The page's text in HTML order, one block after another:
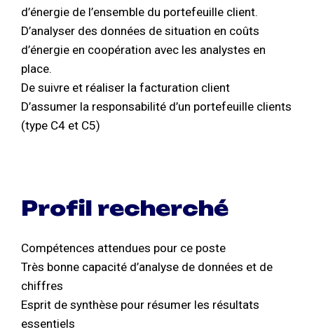
d’énergie de l’ensemble du portefeuille client.
D’analyser des données de situation en coûts
d’énergie en coopération avec les analystes en
place.
De suivre et réaliser la facturation client
D’assumer la responsabilité d’un portefeuille clients
(type C4 et C5)
Profil recherché
Compétences attendues pour ce poste
Très bonne capacité d’analyse de données et de
chiffres
Esprit de synthèse pour résumer les résultats
essentiels